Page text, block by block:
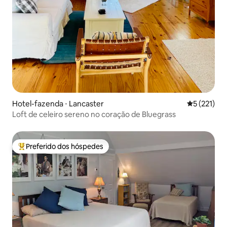
Hotel-fazenda ⋅ Lancaster 5 de uma
5 (221)
Loft de celeiro sereno no coração de Bluegrass
Entre os melhores preferidos dos hóspedes
Preferido dos hóspedes